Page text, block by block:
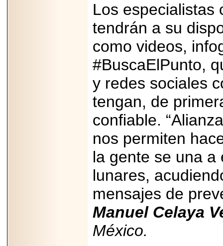
Los especialistas
tendrán a su
como videos,
#BuscaElPunto,
y redes sociales
tengan, de
confiable.
nos permiten
la gente se una a
lunares,
mensajes de
Manuel Celaya
México.